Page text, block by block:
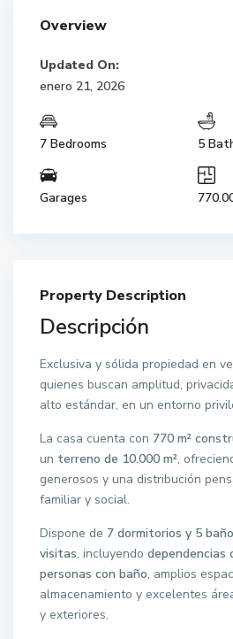
Overview
Updated On:
enero 21, 2026
7 Bedrooms 5
Garages
Property Description
Descripción
Exclusiva y sólida propiedad en
quienes buscan amplitud,
alto estándar, en un entorno
La casa cuenta con 770 m²
un terreno de 10.000 m²,
generosos y una distribución
familiar y social.
Dispone de 7 dormitorios y 5
visitas, incluyendo dependencias
personas con baño, amplios
almacenamiento y excelentes
y exteriores.